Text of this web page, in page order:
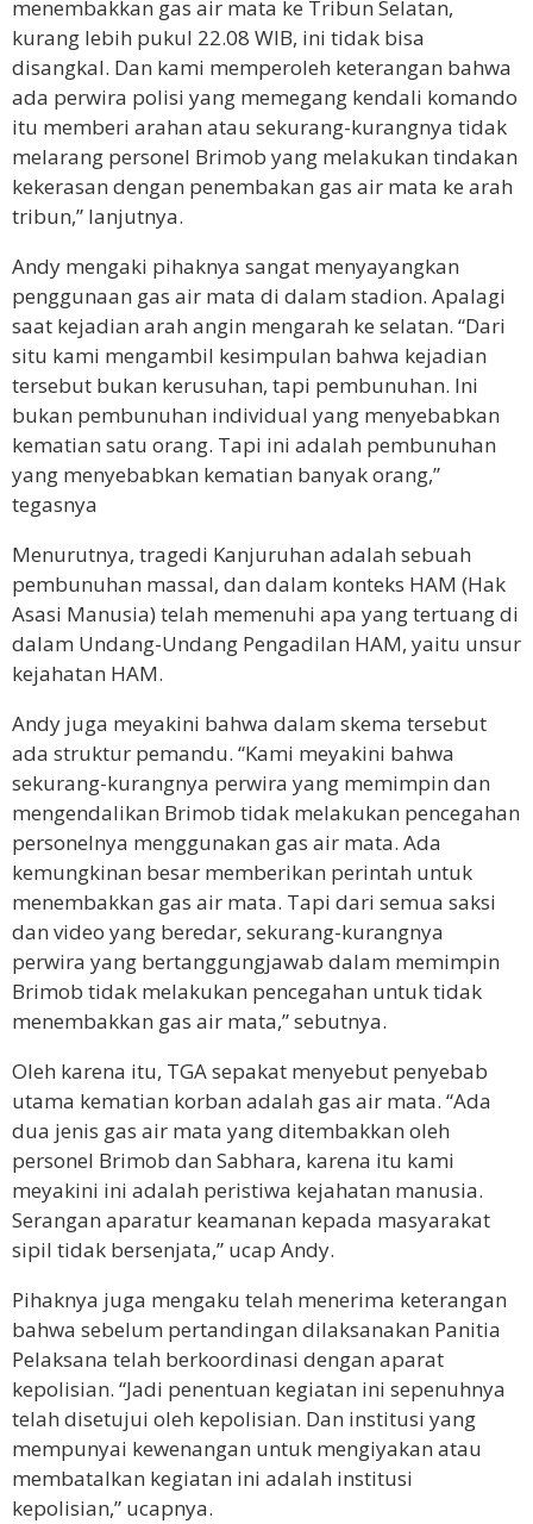
menembakkan gas air mata ke Tribun Selatan,
kurang lebih pukul 22.08 WIB, ini tidak bisa
disangkal. Dan kami memperoleh keterangan bahwa
ada perwira polisi yang memegang kendali komando
itu memberi arahan atau sekurang-kurangnya tidak
melarang personel Brimob yang melakukan tindakan
kekerasan dengan penembakan gas air mata ke arah
tribun,” lanjutnya.
Andy mengaki pihaknya sangat menyayangkan
penggunaan gas air mata di dalam stadion. Apalagi
saat kejadian arah angin mengarah ke selatan. “Dari
situ kami mengambil kesimpulan bahwa kejadian
tersebut bukan kerusuhan, tapi pembunuhan. Ini
bukan pembunuhan individual yang menyebabkan
kematian satu orang. Tapi ini adalah pembunuhan
yang menyebabkan kematian banyak orang,”
tegasnya
Menurutnya, tragedi Kanjuruhan adalah sebuah
pembunuhan massal, dan dalam konteks HAM (Hak
Asasi Manusia) telah memenuhi apa yang tertuang di
dalam Undang-Undang Pengadilan HAM, yaitu unsur
kejahatan HAM.
Andy juga meyakini bahwa dalam skema tersebut
ada struktur pemandu. “Kami meyakini bahwa
sekurang-kurangnya perwira yang memimpin dan
mengendalikan Brimob tidak melakukan pencegahan
personelnya menggunakan gas air mata. Ada
kemungkinan besar memberikan perintah untuk
menembakkan gas air mata. Tapi dari semua saksi
dan video yang beredar, sekurang-kurangnya
perwira yang bertanggungjawab dalam memimpin
Brimob tidak melakukan pencegahan untuk tidak
menembakkan gas air mata,” sebutnya.
Oleh karena itu, TGA sepakat menyebut penyebab
utama kematian korban adalah gas air mata. “Ada
dua jenis gas air mata yang ditembakkan oleh
personel Brimob dan Sabhara, karena itu kami
meyakini ini adalah peristiwa kejahatan manusia.
Serangan aparatur keamanan kepada masyarakat
sipil tidak bersenjata,” ucap Andy.
Pihaknya juga mengaku telah menerima keterangan
bahwa sebelum pertandingan dilaksanakan Panitia
Pelaksana telah berkoordinasi dengan aparat
kepolisian. “Jadi penentuan kegiatan ini sepenuhnya
telah disetujui oleh kepolisian. Dan institusi yang
mempunyai kewenangan untuk mengiyakan atau
membatalkan kegiatan ini adalah institusi
kepolisian,” ucapnya.